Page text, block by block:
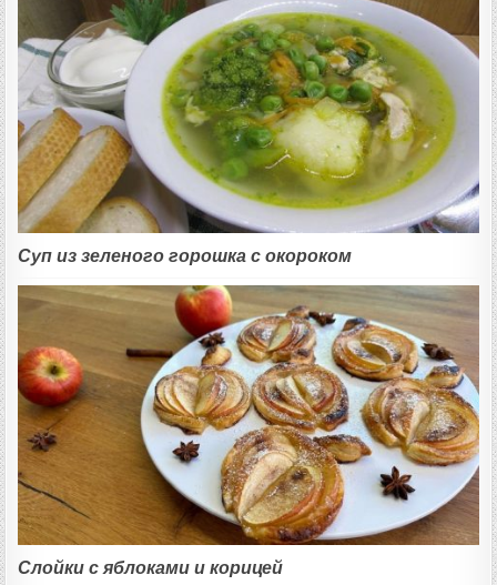
Суп из зеленого горошка с окороком
Слойки с яблоками и корицей